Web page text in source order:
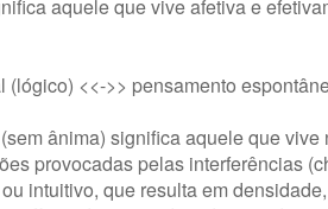
aquele que vive afetiva e
(lógico) <<->> pensamento
ânima) significa aquele que
provocadas pelas interferências
intuitivo, que resulta em